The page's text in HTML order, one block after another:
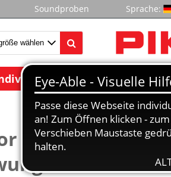
Soundproben Sprache:
Modelle
mit